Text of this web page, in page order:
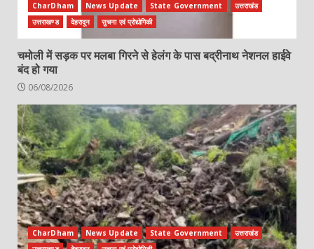
CharDham News Update State Government
उत्तराखंड
उत्तराखण्ड
देहरादून सुचना एवं प्रोद्योगिकी
चमोली में सड़क पर मलबा गिरने से हेलंग के पास बद्रीनाथ नेशनल हाईवे
बंद हो गया
06/08/2026
CharDham News Update State Government
उत्तराखंड